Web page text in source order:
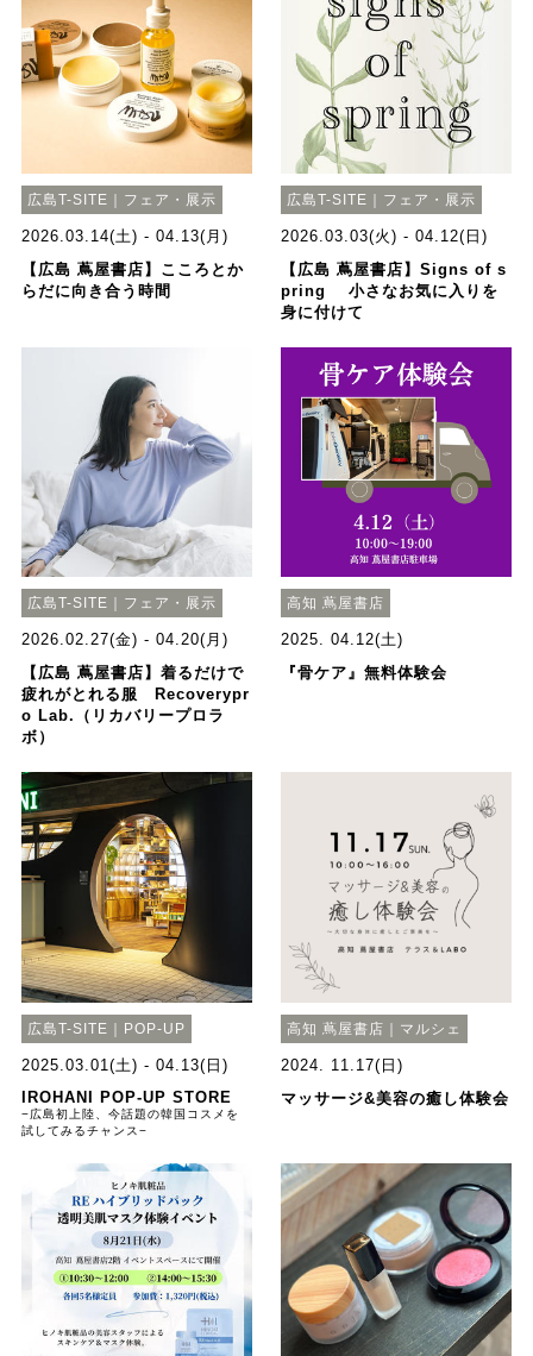
広島T-SITE｜フェア・展示
2026.03.14(土) - 04.13(月)
【広島 蔦屋書店】こころとか
らだに向き合う時間
広島T-SITE｜フェア・展示
2026.03.03(火) - 04.12(日)
【広島 蔦屋書店】Signs of s
pring 小さなお気に入りを
身に付けて
広島T-SITE｜フェア・展示
2026.02.27(金) - 04.20(月)
【広島 蔦屋書店】着るだけで
疲れがとれる服 Recoverypr
o Lab.（リカバリープロラ
ボ）
高知 蔦屋書店
2025. 04.12(土)
『骨ケア』無料体験会
広島T-SITE｜POP-UP
2025.03.01(土) - 04.13(日)
IROHANI POP-UP STORE
−広島初上陸、今話題の韓国コスメを
試してみるチャンス−
高知 蔦屋書店｜マルシェ
2024. 11.17(日)
マッサージ&美容の癒し体験会